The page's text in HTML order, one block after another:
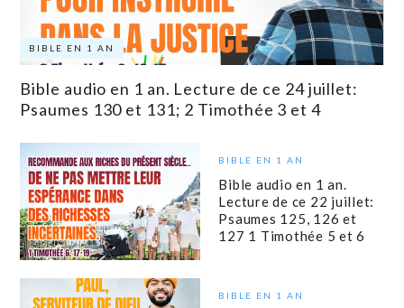
BIBLE EN 1 AN
Bible audio en 1 an. Lecture de ce 24 juillet:
Psaumes 130 et 131; 2 Timothée 3 et 4
BIBLE EN 1 AN
Bible audio en 1 an.
Lecture de ce 22 juillet:
Psaumes 125, 126 et
127 1 Timothée 5 et 6
BIBLE EN 1 AN